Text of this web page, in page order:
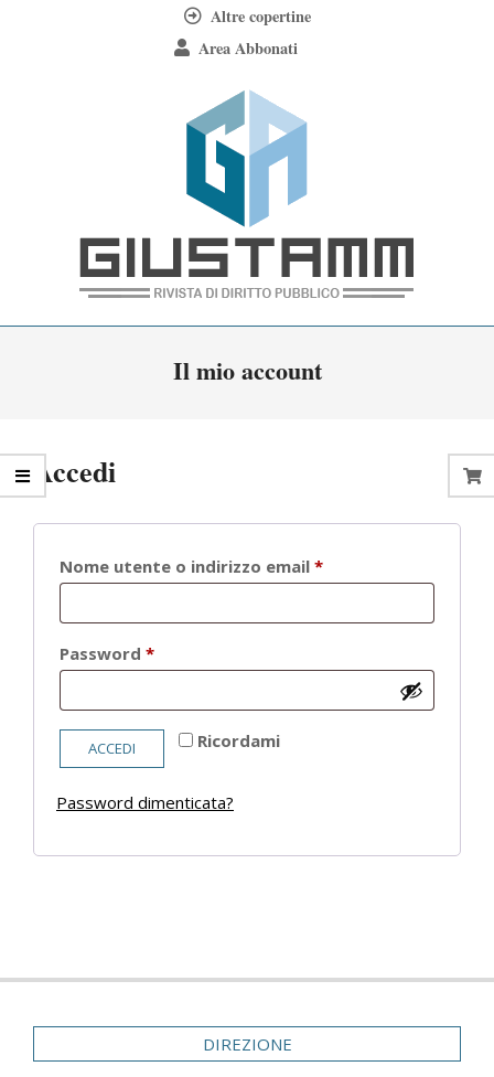
Altre copertine
Area Abbonati
Giustamm
Il mio account
Accedi
Nome utente o indirizzo email *Richiesto
Password *Richiesto
Ricordami
ACCEDI
Password dimenticata?
05-
DIREZIONE